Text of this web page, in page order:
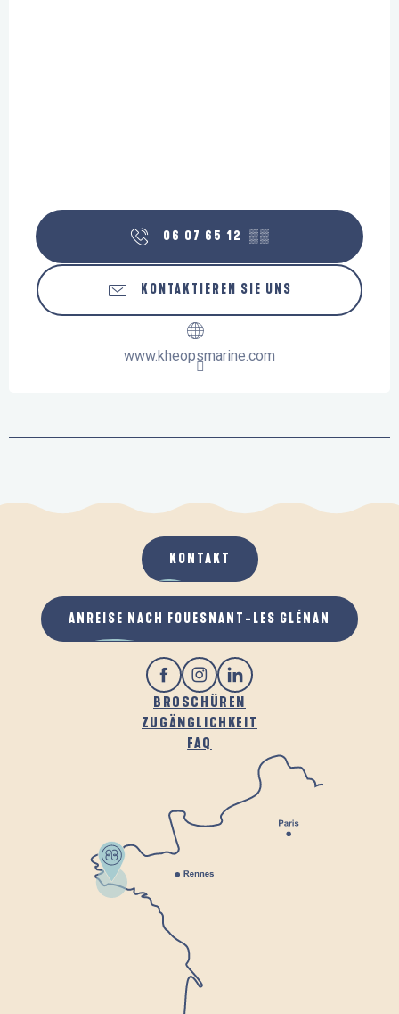
06 07 65 12 ▒▒
KONTAKTIEREN SIE UNS
www.kheopsmarine.com
BROSCHÜREN
ZUGÄNGLICHKEIT
FAQ
KONTAKT
ANREISE NACH FOUESNANT-LES GLÉNAN